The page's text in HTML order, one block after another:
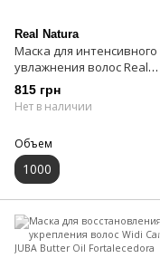
Real Natura
Маска для интенсивного
увлажнения волос Real
Natura Pro-Vitamina Bomba
Mask
815 грн
Нет в наличии
Объем
1000